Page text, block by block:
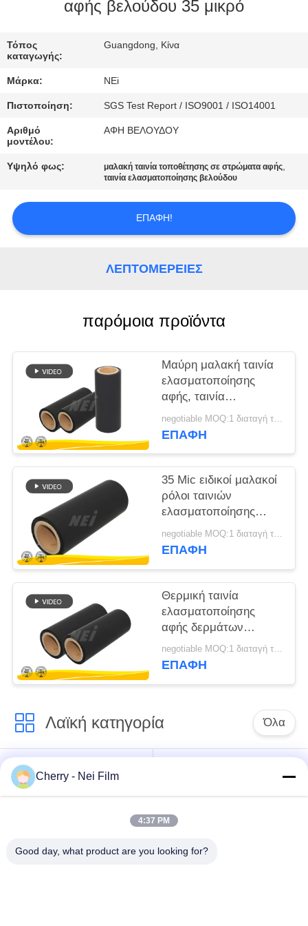
ΕΡΓΟΣΤΑΣΊΩΝ
ΠΟΙΟΤΙΚΌΣ
ΈΛΕΓΧΟΣ
ΜΑΣ
ΕΛΆΤΕ
ΣΕ
ΜΕ
PRIVACY
POLICY
αφής βελούδου 35 μικρό
Τόπος
καταγωγής:
Guangdong, Κίνα
Μάρκα: NEi
Πιστοποίηση: SGS Test Report / ISO9001 / ISO14001
Αριθμό
μοντέλου:
ΑΦΗ ΒΕΛΟΥΔΟΥ
Υψηλό φως: μαλακή ταινία τοποθέτησης σε στρώματα αφής,
ταινία ελασματοποίησης βελούδου
ΕΠΑΦΉ!
ΛΕΠΤΟΜΈΡΕΙΕΣ
παρόμοια προϊόντα
Μαύρη μαλακή ταινία
ελασματοποίησης
αφής, ταινία
τοποθέτησης σε
στρώματα μεταλλινών
negotiable MOQ:1 διαταγή τόνου/ίχνος διαπραγματεύσιμη
ΕΠΑΦΉ
35 Mic ειδικοί μαλακοί
ρόλοι ταινιών
ελασματοποίησης
αφής για τη
συσκευασία υψηλών
negotiable MOQ:1 διαταγή τόνου/ίχνος διαπραγματεύσιμη
ΕΠΑΦΉ
Θερμική ταινία
ελασματοποίησης
αφής δερμάτων
μεταλλινών συνήθειας,
μαλακή ταινία
negotiable MOQ:1 διαταγή τόνου/ίχνος διαπραγματεύσιμη
ΕΠΑΦΉ
Λαϊκή κατηγορία Όλα
bopp θερμική ταινία
ελασματοποίησης
μεταλλινών
Ψηφιακή ταινία
στρώματα
Cherry - Nei Film
4:37 PM
Good day, what product are you looking for?